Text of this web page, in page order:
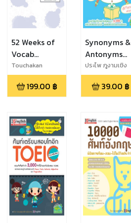
52 Weeks of
Vocab
Calendar
Touchakan
Siringernyuang
199.00 ฿
Synonyms &
Antonyms
Vocabulary
ประไพ ภูงามเชิง
39.00 ฿